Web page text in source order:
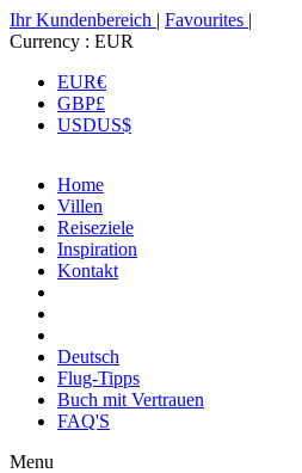
Ihr Kundenbereich | Favourites |
Currency : EUR
EUR€
GBP£
USDUS$
Home
Villen
Reiseziele
Inspiration
Kontakt
Deutsch
Flug-Tipps
Buch mit Vertrauen
FAQ'S
Menu